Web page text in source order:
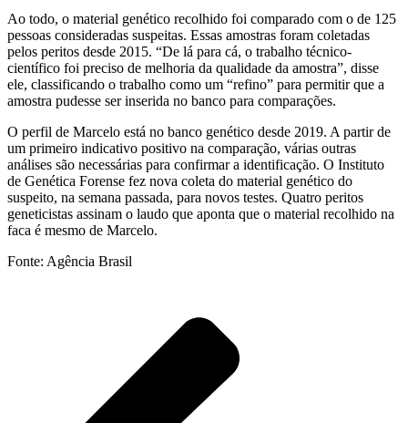
Ao todo, o material genético recolhido foi comparado com o de 125
pessoas consideradas suspeitas. Essas amostras foram coletadas
pelos peritos desde 2015. “De lá para cá, o trabalho técnico-
científico foi preciso de melhoria da qualidade da amostra”, disse
ele, classificando o trabalho como um “refino” para permitir que a
amostra pudesse ser inserida no banco para comparações.
O perfil de Marcelo está no banco genético desde 2019. A partir de
um primeiro indicativo positivo na comparação, várias outras
análises são necessárias para confirmar a identificação. O Instituto
de Genética Forense fez nova coleta do material genético do
suspeito, na semana passada, para novos testes. Quatro peritos
geneticistas assinam o laudo que aponta que o material recolhido na
faca é mesmo de Marcelo.
Fonte: Agência Brasil